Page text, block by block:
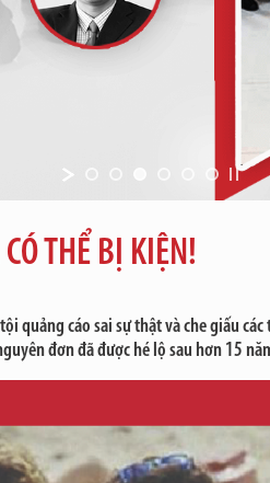
THỂ BỊ KIỆN!
quảng cáo sai sự thật và che giấu
đơn đã được hé lộ sau hơn 15